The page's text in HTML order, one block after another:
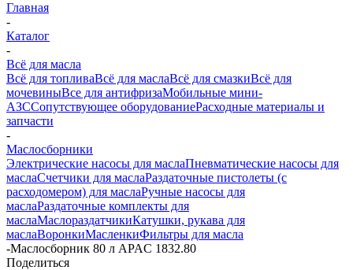
Главная
-
Каталог
-
Всё для масла
Всё для топливаВсё для маслаВсё для смазкиВсё для
мочевиныВсе для антифризаМобильные мини-
АЗССопутствующее оборудованиеРасходные материалы и
запчасти
-
Маслосборники
Электрические насосы для маслаПневматические насосы для
маслаСчетчики для маслаРаздаточные пистолеты (с
расходомером) для маслаРучные насосы для
маслаРаздаточные комплекты для
маслаМаслораздатчикиКатушки, рукава для
маслаВоронкиМасленкиФильтры для масла
-Маслосборник 80 л APAC 1832.80
Поделиться